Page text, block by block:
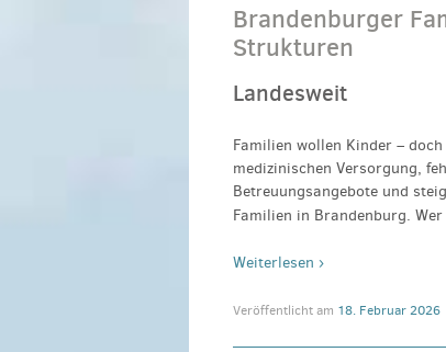
Brandenburger
Strukturen
Landesweit
Familien wollen Kinder –
medizinischen Versorgung,
Betreuungsangebote und
Familien in Brandenburg.
Weiterlesen ›
Veröffentlicht am 18. Februar 2026